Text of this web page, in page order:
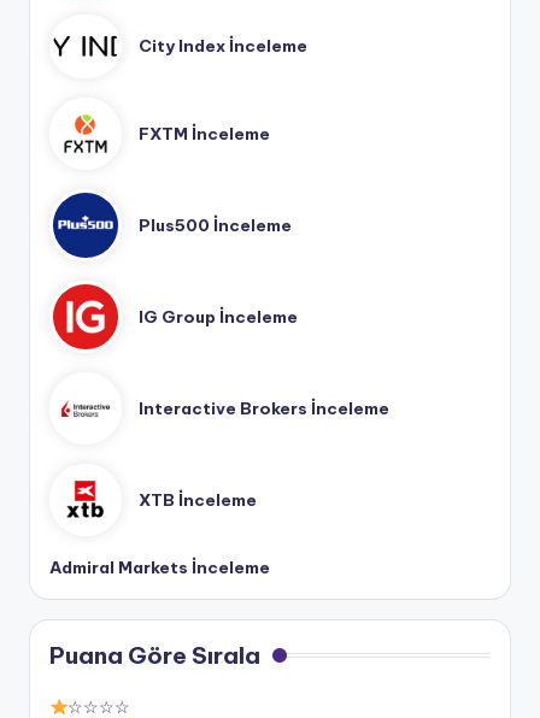
City Index İnceleme
FXTM İnceleme
Plus500 İnceleme
IG Group İnceleme
Interactive Brokers İnceleme
XTB İnceleme
Admiral Markets İnceleme
Puana Göre Sırala
☆☆☆☆